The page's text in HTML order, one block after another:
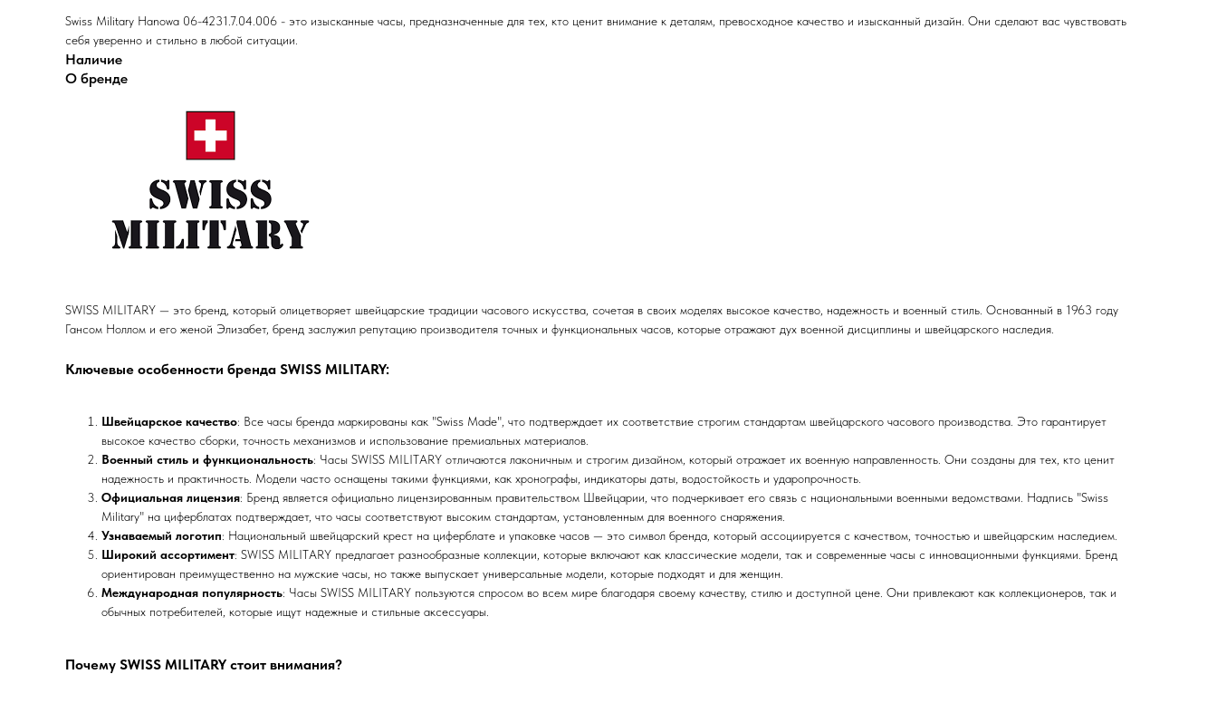
Swiss Military Hanowa 06-4231.7.04.006 - это изысканные часы, предназначенные для тех, кто ценит внимание к деталям, превосходное качество и изысканный дизайн. Они сделают вас чувствовать
себя уверенно и стильно в любой ситуации.
Наличие
О бренде
SWISS MILITARY — это бренд, который олицетворяет швейцарские традиции часового искусства, сочетая в своих моделях высокое качество, надежность и военный стиль. Основанный в 1963 году
Гансом Ноллом и его женой Элизабет, бренд заслужил репутацию производителя точных и функциональных часов, которые отражают дух военной дисциплины и швейцарского наследия.
Ключевые особенности бренда SWISS MILITARY:
Швейцарское качество: Все часы бренда маркированы как "Swiss Made", что подтверждает их соответствие строгим стандартам швейцарского часового производства. Это гарантирует
высокое качество сборки, точность механизмов и использование премиальных материалов.
Военный стиль и функциональность: Часы SWISS MILITARY отличаются лаконичным и строгим дизайном, который отражает их военную направленность. Они созданы для тех, кто ценит
надежность и практичность. Модели часто оснащены такими функциями, как хронографы, индикаторы даты, водостойкость и ударопрочность.
Официальная лицензия: Бренд является официально лицензированным правительством Швейцарии, что подчеркивает его связь с национальными военными ведомствами. Надпись "Swiss
Military" на циферблатах подтверждает, что часы соответствуют высоким стандартам, установленным для военного снаряжения.
Узнаваемый логотип: Национальный швейцарский крест на циферблате и упаковке часов — это символ бренда, который ассоциируется с качеством, точностью и швейцарским наследием.
Широкий ассортимент: SWISS MILITARY предлагает разнообразные коллекции, которые включают как классические модели, так и современные часы с инновационными функциями. Бренд
ориентирован преимущественно на мужские часы, но также выпускает универсальные модели, которые подходят и для женщин.
Международная популярность: Часы SWISS MILITARY пользуются спросом во всем мире благодаря своему качеству, стилю и доступной цене. Они привлекают как коллекционеров, так и
обычных потребителей, которые ищут надежные и стильные аксессуары.
Почему SWISS MILITARY стоит внимания?